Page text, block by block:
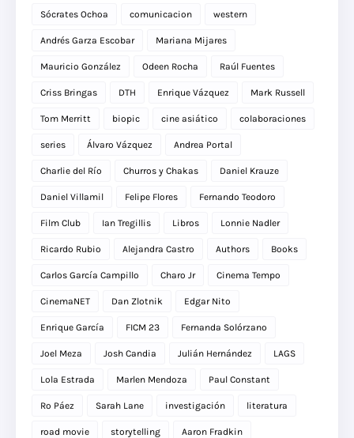
Sócrates Ochoa comunicacion western
Andrés Garza Escobar Mariana Mijares
Mauricio González Odeen Rocha Raúl Fuentes
Criss Bringas DTH Enrique Vázquez Mark Russell
Tom Merritt biopic cine asiático colaboraciones
series Álvaro Vázquez Andrea Portal
Charlie del Río Churros y Chakas Daniel Krauze
Daniel Villamil Felipe Flores Fernando Teodoro
Film Club Ian Tregillis Libros Lonnie Nadler
Ricardo Rubio Alejandra Castro Authors Books
Carlos García Campillo Charo Jr Cinema Tempo
CinemaNET Dan Zlotnik Edgar Nito
Enrique García FICM 23 Fernanda Solórzano
Joel Meza Josh Candia Julián Hernández LAGS
Lola Estrada Marlen Mendoza Paul Constant
Ro Páez Sarah Lane investigación literatura
road movie storytelling Aaron Fradkin